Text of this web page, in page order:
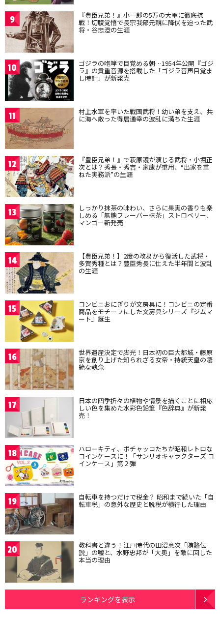
9 『豊臣兄弟！』小一郎の5万の大軍に徹底抗
戦！切腹覚悟で長宗我部元親に降伏を迫った武
将・谷忠澄の生涯
10 ゴジラの咆哮で目覚める朝…1954年公開『ゴジ
ラ』の貴重音源を搭載した「ゴジラ音声目覚ま
し時計」が新発売
11 村上水軍を率いた戦国武将！幼い弟を支え、共
に海へ散った得居通幸の波乱に満ちた生涯
12 『豊臣兄弟！』で萩原護が演じる武将・小堀正
次とは？秀長・秀吉・家康が重用、“出家を重
ねた実務派”の生涯
13 しっかり抹茶の味わい、さらに果実の香りも楽
しめる「無糖フレーバー抹茶」ストロベリー、
マンゴー新発売
14 【豊臣兄弟！】2度の改易から復活した武将・
多賀秀種とは？豊臣秀長に仕えた半年間と波乱
の生涯
15 コンビニおにぎりが文房具に！コンビニの定番
商品をモチーフにした文房具シリーズ『ジムマ
ート』誕生
16 世界遺産決定で脚光！日本初の巨大都城・藤原
京を創り上げた知られざる女帝・持統天皇の凄
絶な執念
17 日本の四季折々の植物や情景を描くことに相応
しい色を集めた水彩色鉛筆『色辞典』が新発
売！
18 ハローキティ、ポチャッコたちが昭和レトロな
コインケースに！「サンリオキャラクターズ コ
インケース」第２弾
19 自転車を持つだけで税金？ 昭和まで続いた「自
転車税」の意外な歴史と脱税が横行した理由
20 教科書と違う！江戸時代の田沼意次「賄賂伝
説」の嘘と、水野忠邦が「大奥」を敵に回した
本当の理由
ランキングを表示